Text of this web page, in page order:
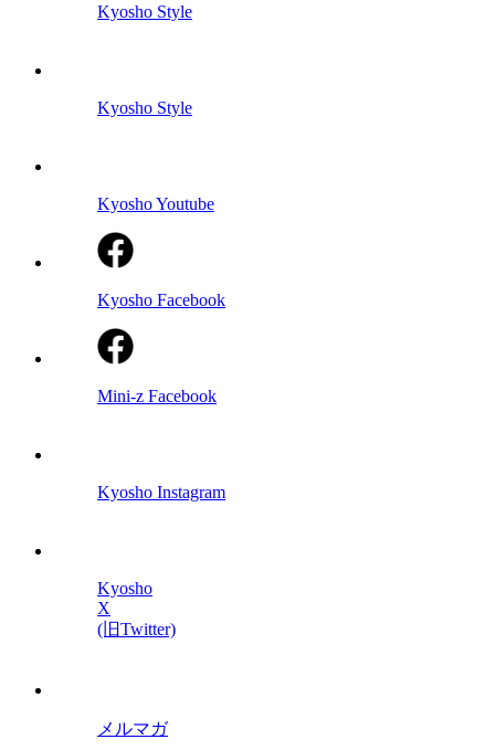
Kyosho Style
Kyosho Style
Kyosho Youtube
Kyosho Facebook
Mini-z Facebook
Kyosho Instagram
Kyosho
X
(旧Twitter)
メルマガ